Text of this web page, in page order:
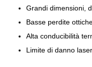
Grandi dimensioni,
Basse perdite
Alta conducibilità
Limite di danno